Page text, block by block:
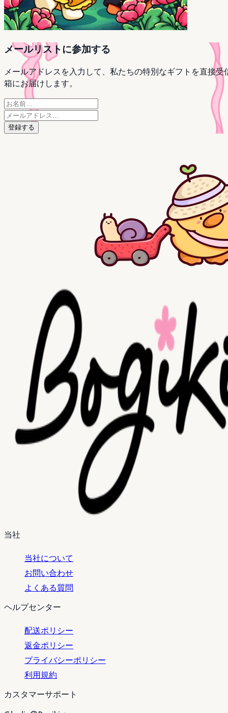
メールリストに参加する
メールアドレスを入力して、私たちの特別なギフトを直接受
箱にお届けします。
登録する
当社
当社について
お問い合わせ
よくある質問
ヘルプセンター
配送ポリシー
返金ポリシー
プライバシーポリシー
利用規約
カスタマーサポート